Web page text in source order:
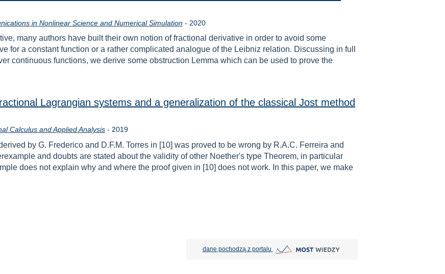
in Nonlinear Science and Numerical Simulation- Rok
2020
many authors have built their own notion of fractional derivative in order to avoid some
for a constant function or a rather complicated analogue of the Leibniz relation. Discussing in full
continuous functions, we derive some obstruction Lemma which can be used to prove the
Lagrangian systems and a generalization of the classical Jost method
Calculus and Applied Analysis- Rok
2019
by G. Frederico and D.F.M. Torres in [10] was proved to be wrong by R.A.C. Ferreira and
and doubts are stated about the validity of other Noether's type Theorem, in particular
does not explain why and where the proof given in [10] does not work. In this paper, we make
dane pochodzą z portalu MOST Wiedzy otwiera się w nowej karcie